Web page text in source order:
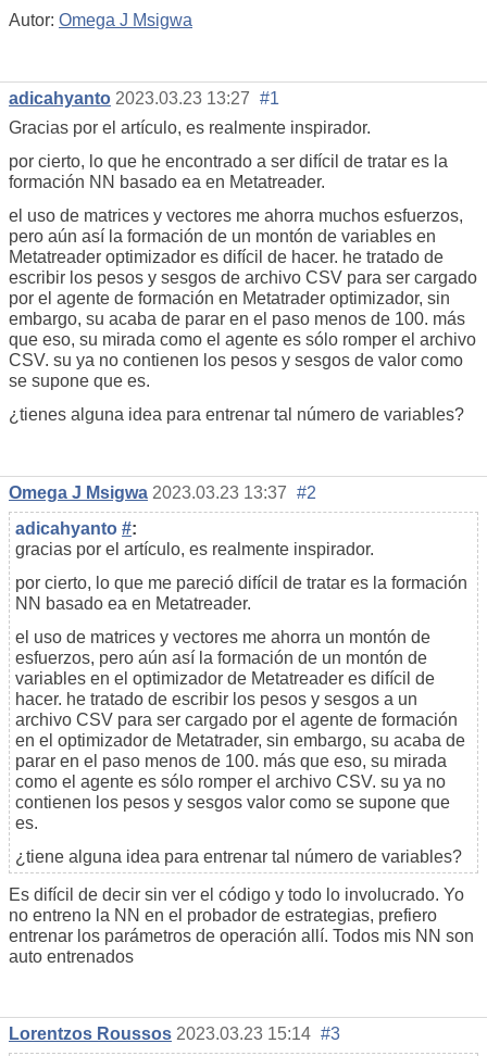
Autor: Omega J Msigwa
adicahyanto 2023.03.23 13:27 #1
Gracias por el artículo, es realmente inspirador.
por cierto, lo que he encontrado a ser difícil de tratar es la
formación NN basado ea en Metatreader.
el uso de matrices y vectores me ahorra muchos esfuerzos,
pero aún así la formación de un montón de variables en
Metatreader optimizador es difícil de hacer. he tratado de
escribir los pesos y sesgos de archivo CSV para ser cargado
por el agente de formación en Metatrader optimizador, sin
embargo, su acaba de parar en el paso menos de 100. más
que eso, su mirada como el agente es sólo romper el archivo
CSV. su ya no contienen los pesos y sesgos de valor como
se supone que es.
¿tienes alguna idea para entrenar tal número de variables?
Omega J Msigwa 2023.03.23 13:37 #2
adicahyanto #:
gracias por el artículo, es realmente inspirador.
por cierto, lo que me pareció difícil de tratar es la formación
NN basado ea en Metatreader.
el uso de matrices y vectores me ahorra un montón de
esfuerzos, pero aún así la formación de un montón de
variables en el optimizador de Metatreader es difícil de
hacer. he tratado de escribir los pesos y sesgos a un
archivo CSV para ser cargado por el agente de formación
en el optimizador de Metatrader, sin embargo, su acaba de
parar en el paso menos de 100. más que eso, su mirada
como el agente es sólo romper el archivo CSV. su ya no
contienen los pesos y sesgos valor como se supone que
es.
¿tiene alguna idea para entrenar tal número de variables?
Es difícil de decir sin ver el código y todo lo involucrado. Yo
no entreno la NN en el probador de estrategias, prefiero
entrenar los parámetros de operación allí. Todos mis NN son
auto entrenados
Lorentzos Roussos 2023.03.23 15:14 #3